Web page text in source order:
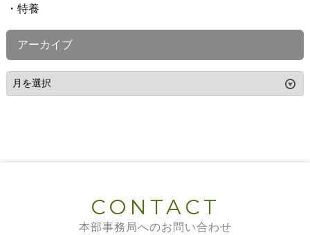
特養
アーカイブ
CONTACT
本部事務局へのお問い合わせ